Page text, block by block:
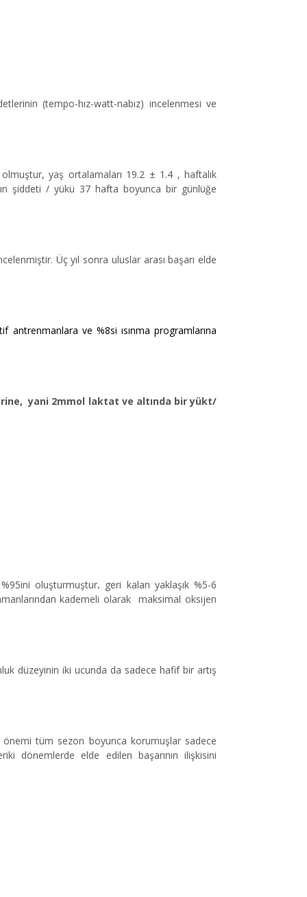
(tempo-hız-watt-nabız) incelenmesi ve
yaş ortalamaları 19.2 ± 1.4 , haftalık
şiddeti / yükü 37 hafta boyunca bir günlüğe
Üç yıl sonra uluslar arası başarı elde
antrenmanlara ve %8si ısınma programlarına
yani 2mmol laktat ve altında bir yükt/
oluşturmuştur. geri kalan yaklaşık %5-6
kademeli olarak maksimal oksijen
düzeyinin iki ucunda da sadece hafif bir artış
tüm sezon boyunca korumuşlar sadece
dönemlerde elde edilen başarının ilişkisini